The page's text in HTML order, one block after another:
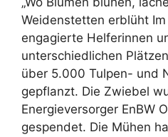
Weidenstetten erblüht
engagierte Helferinnen
unterschiedlichen
über 5.000 Tulpen- und
gepflanzt. Die Zwiebel
Energieversorger EnBW
gespendet. Die Mühen